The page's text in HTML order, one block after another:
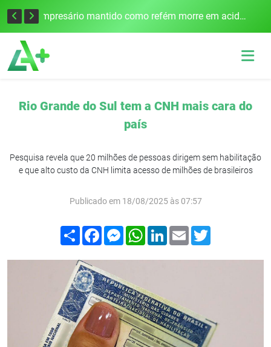
Edital para construção de ponte entre Itapiranga e Barra do Guarita deve ser lançado no segundo semestre Empresário mantido como refém morre em acidente após assalto em Cerro Largo
Rio Grande do Sul tem a CNH mais cara do
país
Pesquisa revela que 20 milhões de pessoas dirigem sem habilitação
e que alto custo da CNH limita acesso de milhões de brasileiros
Publicado em 18/08/2025 às 07:57
Compartilhar
FacebookMessenger
WhatsApp
LinkedIn
Email